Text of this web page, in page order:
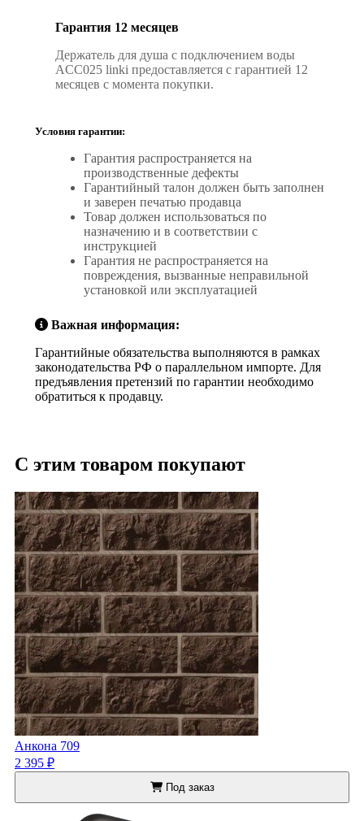
Гарантия 12 месяцев
Держатель для душа с подключением воды
ACC025 linki предоставляется с гарантией 12
месяцев с момента покупки.
Условия гарантии:
Гарантия распространяется на
производственные дефекты
Гарантийный талон должен быть заполнен
и заверен печатью продавца
Товар должен использоваться по
назначению и в соответствии с
инструкцией
Гарантия не распространяется на
повреждения, вызванные неправильной
установкой или эксплуатацией
Важная информация:
Гарантийные обязательства выполняются в рамках
законодательства РФ о параллельном импорте. Для
предъявления претензий по гарантии необходимо
обратиться к продавцу.
С этим товаром покупают
Анкона 709
2 395 ₽
Под заказ